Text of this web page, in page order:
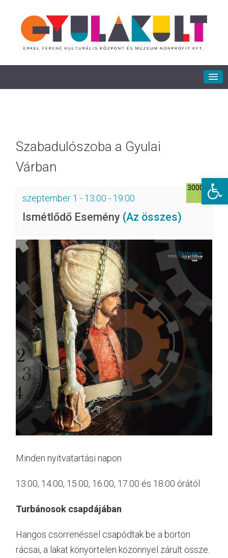
Szabadulószoba a Gyulai
Várban
szeptember 1 - 13:00 - 19:00
Ismétlődő Esemény (Az összes)
3000Ft
Minden nyitvatartási napon
13.00, 14.00, 15.00, 16.00, 17.00 és 18.00 órától
Turbánosok csapdájában
Hangos csörrenéssel csapódtak be a börtön
rácsai, a lakat könyörtelen közönnyel zárult össze.